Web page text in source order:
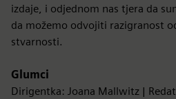
izdaje, i odjednom nas tjera da
da možemo odvojiti razigranost
stvarnosti.
Glumci
Dirigentka: Joana Mallwitz |